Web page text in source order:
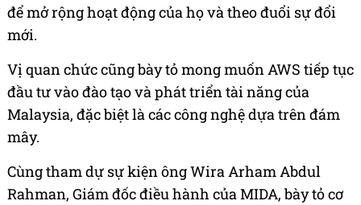
để mở rộng hoạt động của họ và theo đuổi sự đổi
mới.
Vị quan chức cũng bày tỏ mong muốn AWS tiếp tục
đầu tư vào đào tạo và phát triển tài năng của
Malaysia, đặc biệt là các công nghệ dựa trên đám
mây.
Cùng tham dự sự kiện ông Wira Arham Abdul
Rahman, Giám đốc điều hành của MIDA, bày tỏ cơ